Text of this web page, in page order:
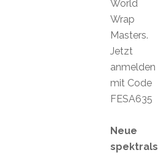
World
Wrap
Masters.
Jetzt
anmelden
mit Code
FESA635
Neue
spektrals